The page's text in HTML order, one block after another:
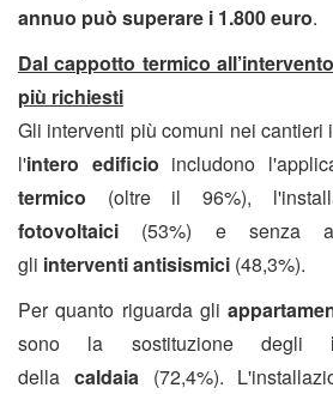
annuo può superare i 1.800 euro.
Dal cappotto termico
più richiesti
Gli interventi più comuni nei cantieri
l'intero edificio includono
termico (oltre il 96%),
fotovoltaici (53%) e senza
gli interventi antisismici (48,3%).
Per quanto riguarda gli
sono la sostituzione degli
della caldaia(72,4%).